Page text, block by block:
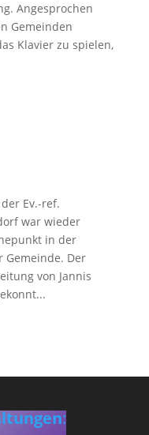
Angesprochen
Gemeinden
Klavier zu spielen,
Ev.-ref.
war wieder
in der
Gemeinde. Der
von Jannis
: